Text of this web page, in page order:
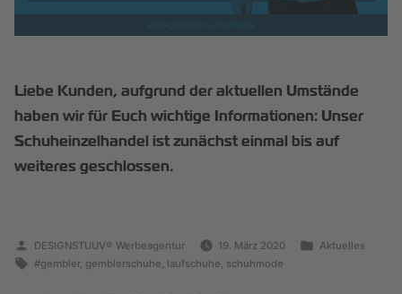
Liebe Kunden, aufgrund der aktuellen Umstände
haben wir für Euch wichtige Informationen: Unser
Schuheinzelhandel ist zunächst einmal bis auf
weiteres geschlossen.
DESIGNSTUUV® Werbeagentur 19. März 2020
Aktuelles
#gembler, gemblerschuhe laufschuhe schuhmode